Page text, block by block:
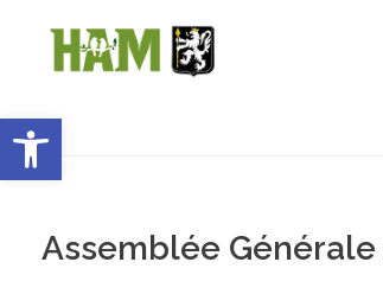
Ouvrir la barre d’outils
Assemblée Générale